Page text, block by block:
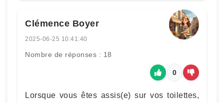
Clémence Boyer
2025-06-25 10:41:40
Nombre de réponses : 18
0
Lorsque vous êtes assis(e) sur vos toilettes,